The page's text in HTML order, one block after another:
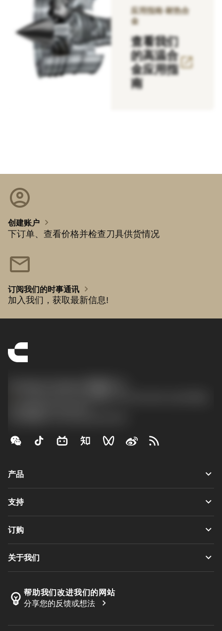
应用指南-耐热合
金
查看我们
的高温合
金应用指
南
open_in_new
account_circle
创建账户 chevron_right
下订单、查看价格并检查刀具供货情况
mail
订阅我们的时事通讯 chevron_right
加入我们，获取最新信息!
产品 keyboard_arrow_down
所有软件
翻新
支持 keyboard_arrow_down
分销商和专业人士
计算器和应用程序
订购 keyboard_arrow_down
订购
跟踪订单
生成报价单
关于我们 keyboard_arrow_down
Manufacturing Wellness
职业发展
emoji_objects 帮助我们改进我们的网站
分享您的反馈或想法
chevron_right